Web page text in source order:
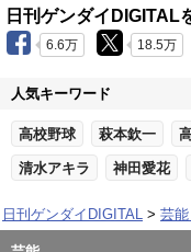
日刊ゲンダイDIGITAL
6.6万 18.5万
人気キーワード
高校野球 萩本欽一
清水アキラ 神田愛花
日刊ゲンダイDIGITAL 芸能